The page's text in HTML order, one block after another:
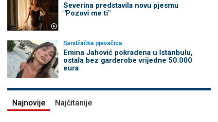
Severina predstavila novu pjesmu
"Pozovi me ti"
Sandžačka pjevačica
Emina Jahović pokradena u Istanbulu,
ostala bez garderobe vrijedne 50.000
eura
Najnovije Najčitanije